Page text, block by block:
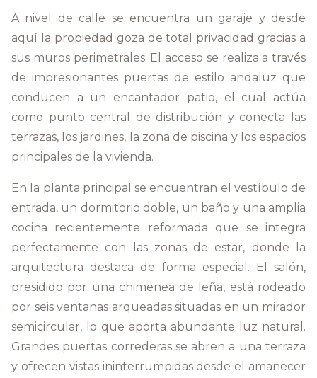
A nivel de calle se encuentra un garaje y desde
aquí la propiedad goza de total privacidad gracias a
sus muros perimetrales. El acceso se realiza a través
de impresionantes puertas de estilo andaluz que
conducen a un encantador patio, el cual actúa
como punto central de distribución y conecta las
terrazas, los jardines, la zona de piscina y los espacios
principales de la vivienda.
En la planta principal se encuentran el vestíbulo de
entrada, un dormitorio doble, un baño y una amplia
cocina recientemente reformada que se integra
perfectamente con las zonas de estar, donde la
arquitectura destaca de forma especial. El salón,
presidido por una chimenea de leña, está rodeado
por seis ventanas arqueadas situadas en un mirador
semicircular, lo que aporta abundante luz natural.
Grandes puertas correderas se abren a una terraza
y ofrecen vistas ininterrumpidas desde el amanecer